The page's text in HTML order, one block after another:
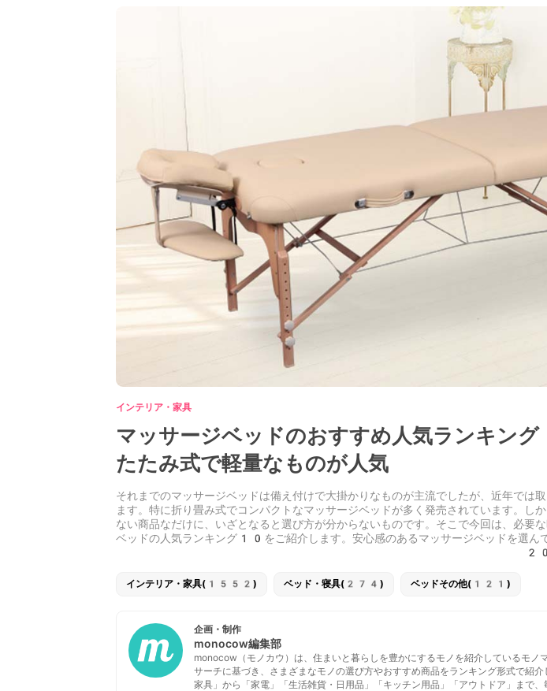
インテリア・家具
マッサージベッドのおすすめ人気ランキン
たたみ式で軽量なものが人気
それまでのマッサージベッドは備え付けで大掛かりなものが主流でしたが、近年では
ます。特に折り畳み式でコンパクトなマッサージベッドが多く発売されています。し
ない商品なだけに、いざとなると選び方が分からないものです。そこで今回は、必要
ベッドの人気ランキング10をご紹介します。安心感のあるマッサージベッドを選んで
インテリア・家具(1552) ベッド・寝具(274) ベッドその他(121)
企画・制作
monocow編集部
monocow（モノカウ）は、住まいと暮らしを豊かにするモノを紹介しているモノ
サーチに基づき、さまざまなモノの選び方やおすすめ商品をランキング形式で紹介
家具」から「家電」「生活雑貨・日用品」「キッチン用品」「アウトドア」まで、